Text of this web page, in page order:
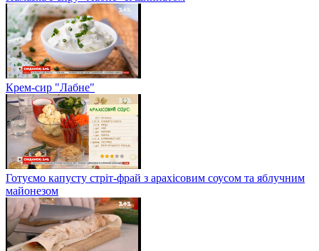
Крем-сир "Лабне"
Готуємо капусту стріт-фрай з арахісовим соусом та яблучним
майонезом